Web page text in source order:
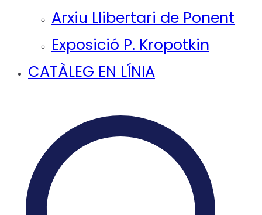
Arxiu Llibertari de Ponent
Exposició P. Kropotkin
CATÀLEG EN LÍNIA